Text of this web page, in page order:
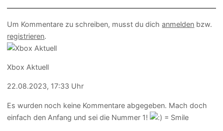
Um Kommentare zu schreiben, musst du dichanmelden bzw.
registrieren.
Xbox Aktuell
22.08.2023, 17:33 Uhr
Es wurden noch keine Kommentare abgegeben. Mach doch
einfach den Anfang und sei die Nummer 1!